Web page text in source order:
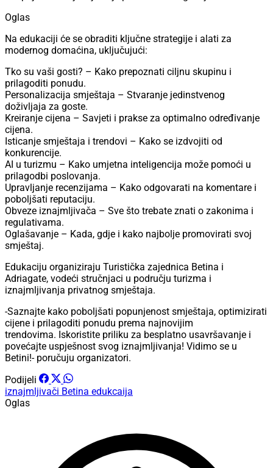
Oglas
Na edukaciji će se obraditi ključne strategije i alati za
modernog domaćina, uključujući:
Tko su vaši gosti? – Kako prepoznati ciljnu skupinu i
prilagoditi ponudu.
Personalizacija smještaja – Stvaranje jedinstvenog
doživljaja za goste.
Kreiranje cijena – Savjeti i prakse za optimalno određivanje
cijena.
Isticanje smještaja i trendovi – Kako se izdvojiti od
konkurencije.
AI u turizmu – Kako umjetna inteligencija može pomoći u
prilagodbi poslovanja.
Upravljanje recenzijama – Kako odgovarati na komentare i
poboljšati reputaciju.
Obveze iznajmljivača – Sve što trebate znati o zakonima i
regulativama.
Oglašavanje – Kada, gdje i kako najbolje promovirati svoj
smještaj.
Edukaciju organiziraju Turistička zajednica Betina i
Adriagate, vodeći stručnjaci u području turizma i
iznajmljivanja privatnog smještaja.
-Saznajte kako poboljšati popunjenost smještaja, optimizirati
cijene i prilagoditi ponudu prema najnovijim
trendovima. Iskoristite priliku za besplatno usavršavanje i
povećajte uspješnost svog iznajmljivanja! Vidimo se u
Betini!- poručuju organizatori.
Podijeli
iznajmljivači Betina edukcaija
Oglas